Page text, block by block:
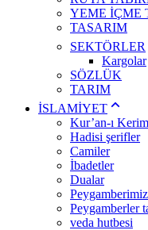
YEME İÇME
TASARIM
SEKTÖRLER
Kargolar
SÖZLÜK
TARIM
İSLAMİYET
Kur’an-ı Kerim
Hadisi şerifler
Camiler
İbadetler
Dualar
Peygamberler
veda hutbesi